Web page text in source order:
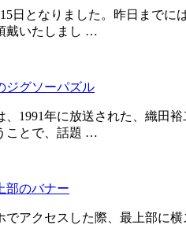
日となりました。昨日まで
戴いたしまし …
ジグソーパズル
、1991年に放送された、織田
ことで、話題 …
部のバナー
でアクセスした際、最上部に